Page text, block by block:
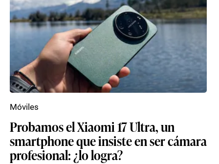
Probamos el Xiaomi 17 Ultra, un
smartphone que insiste en ser cámara
profesional: ¿lo logra?
Móviles